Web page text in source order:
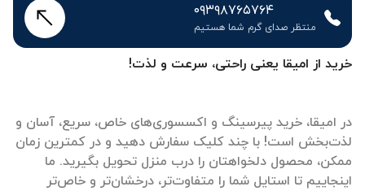
خرید از امیقا یعنی راحتی، سرعت و لذت!
در امیقا، خرید پیرسینگ و اکسسوری‌های خاص، سریع، آسان و
لذت‌بخش است! با چند کلیک سفارش دهید و در کمترین زمان
ممکن، محصول دلخواهتان را درب منزل تحویل بگیرید. ما
اینجاییم تا استایل شما را متفاوت‌تر، درخشان‌تر و خاص‌تر
۰۹۳۹۸۷۶۵۷۶۴
منتظر صدای گرم شما هستیم